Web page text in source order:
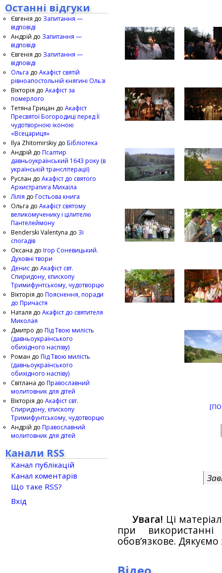
Увага! Ці
при
обов’язкове.
Останні відгуки
Євгенія до Запитання —
відповіді
Андрій до Запитання —
відповіді
Євгенія до Запитання —
відповіді
Ольга до Акафіст святій
рівноапостольній княгині Ользі
Вікторія до Акафіст за
померлого
Тетяна Грицан до Акафіст
Пресвятої Богородиці перед Її
чудотворною іконою
«Всецариця»
Ilya Zhitomirskiy до Бібліотека
Андрій до Псалтир
давньоукраїнський 1643 року (в
українській транслітерації)
Руслан до Акафіст до святого
Архистратига Михаїла
Лілія до Гостьова книга
Ольга до Акафіст святому
великомученику і цілителю
Пантелеймону
Benderski Valentyna до Зі
спогадів
Оксана до Ігор Соневицький.
Духовні твори
Денис до Акафіст свт.
Спиридону, єпископу
Тримифунтському, чудотворцю
Вікторія до Пояснення, поради
до Причастя
Наталя до Акафіст до святителя
Миколая
Дмитро до Під Твою милість
(давньоукраїнського
обихідного наспіву)
Роман до Під Твою милість
(давньоукраїнського
обихідного наспіву)
Світлана до Православний
молитовник для дітей
Вікторія до Акафіст свт.
Спиридону, єпископу
Тримифунтському, чудотворцю
Андрій до Православний
молитовник для дітей
Канали RSS
Канал публікацій
Канал коментарів
Що таке RSS?
Вхід